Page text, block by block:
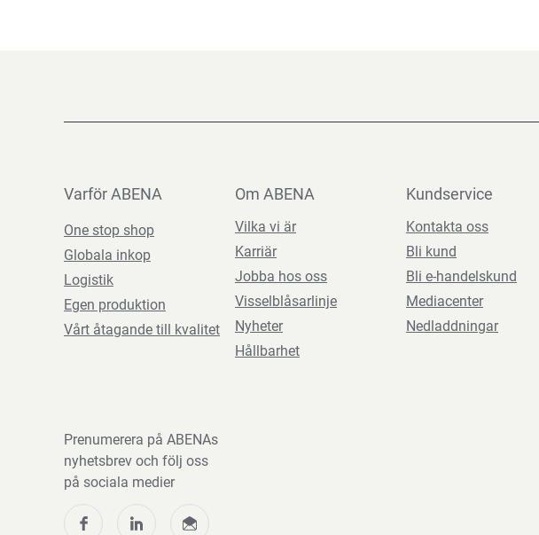
Varför ABENA
One stop shop
Globala inkop
Logistik
Egen produktion
Vårt åtagande till kvalitet
Om ABENA
Vilka vi är
Karriär
Jobba hos oss
Visselblåsarlinje
Nyheter
Hållbarhet
Kundservice
Kontakta oss
Bli kund
Bli e-handelskund
Mediacenter
Nedladdningar
Prenumerera på ABENAs
nyhetsbrev och följ oss
på sociala medier